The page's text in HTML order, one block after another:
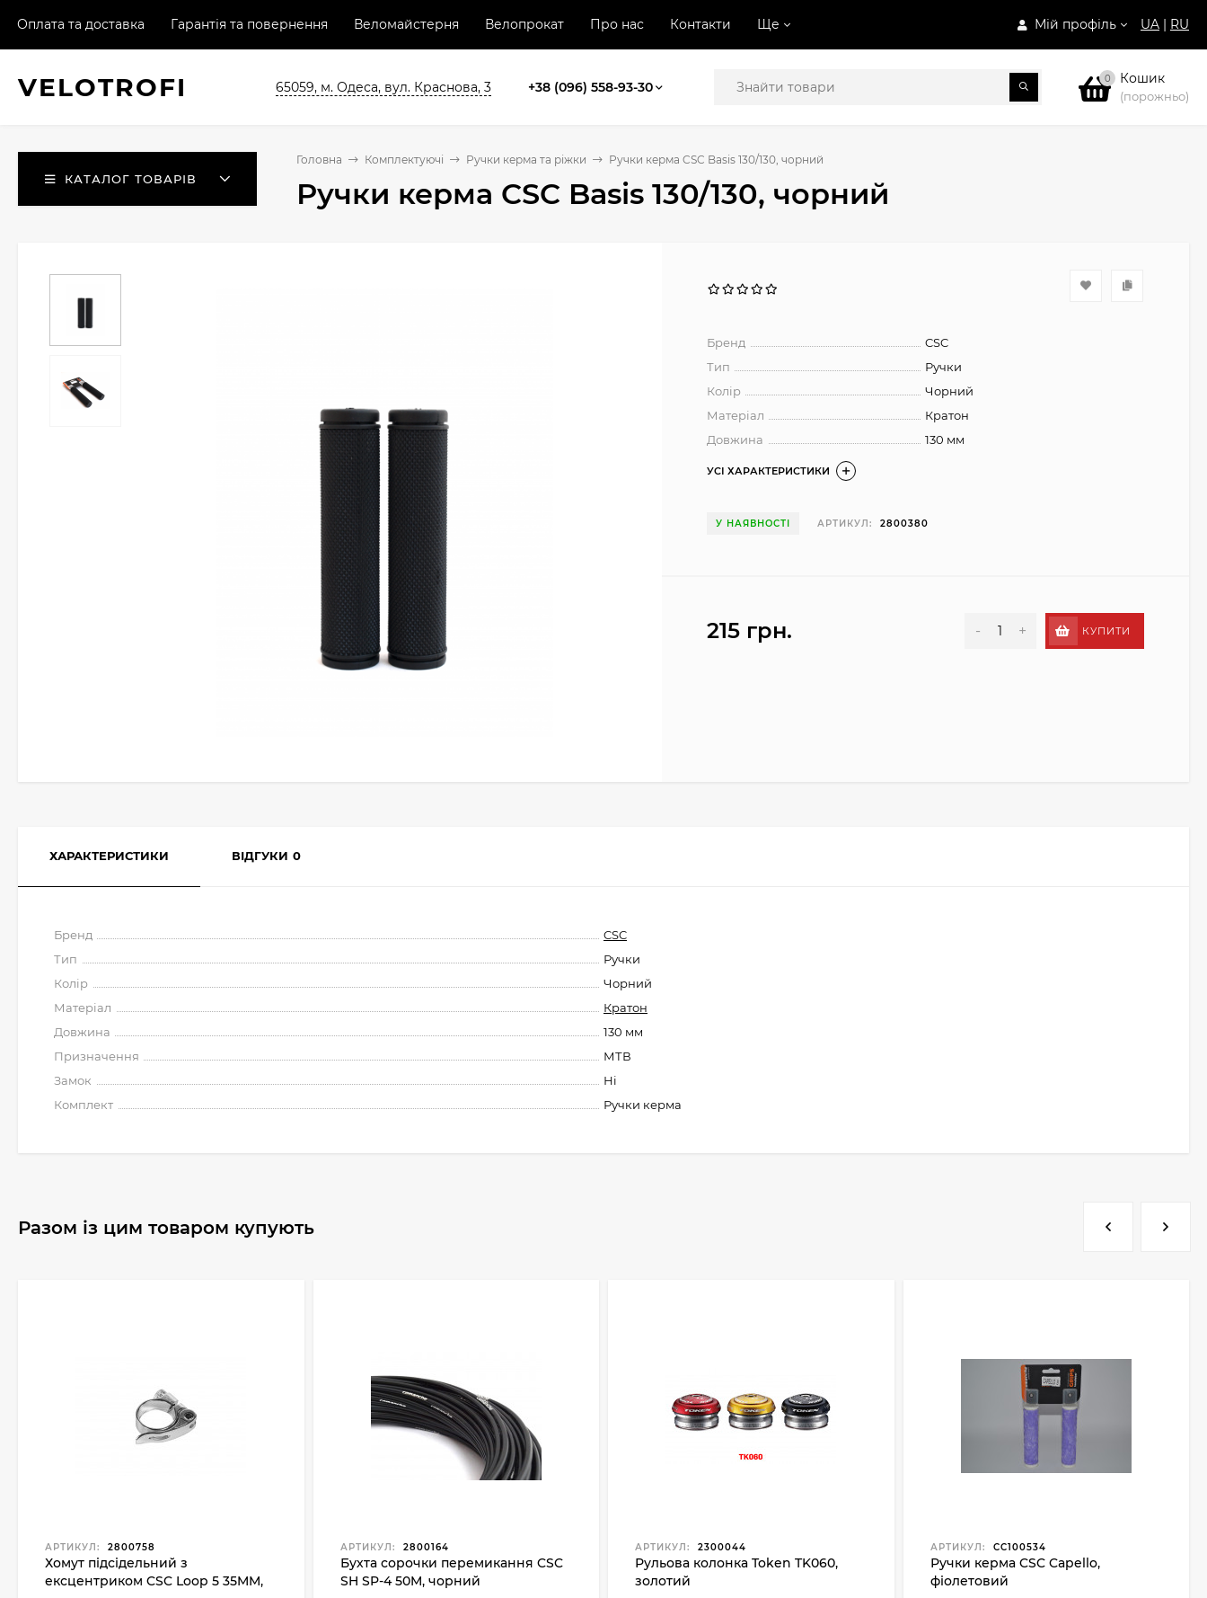
Мій профіль UA | RU
Оплата та доставка Гарантія та повернення Веломайстерня Велопрокат Про нас Контакти Ще
VELOTROFI 65059, м. Одеса, вул. Краснова, 3 +38 (096) 558-93-30 0 Кошик
(порожньо)
КАТАЛОГ ТОВАРІВ
Головна Комплектуючі Ручки керма та ріжки Ручки керма CSC Basis 130/130, чорний
Ручки керма CSC Basis 130/130, чорний
Бренд
CSC
Тип
Ручки
Колір
Чорний
Матеріал
Кратон
Довжина
130 мм
УСІ ХАРАКТЕРИСТИКИ
У НАЯВНОСТІ АРТИКУЛ: 2800380
215 грн. - + КУПИТИ
ХАРАКТЕРИСТИКИ ВІДГУКИ 0
Бренд
CSC
Тип
Ручки
Колір
Чорний
Матеріал
Кратон
Довжина
130 мм
Призначення
МТВ
Замок
Ні
Комплект
Ручки керма
Разом із цим товаром купують
АРТИКУЛ: 2800758
Хомут підсідельний з
ексцентриком CSC Loop 5 35MM,
АРТИКУЛ: 2800164
Бухта сорочки перемикання CSC
SH SP-4 50M, чорний
АРТИКУЛ: 2300044
Рульова колонка Token TK060,
золотий
АРТИКУЛ: CC100534
Ручки керма CSC Capello,
фіолетовий